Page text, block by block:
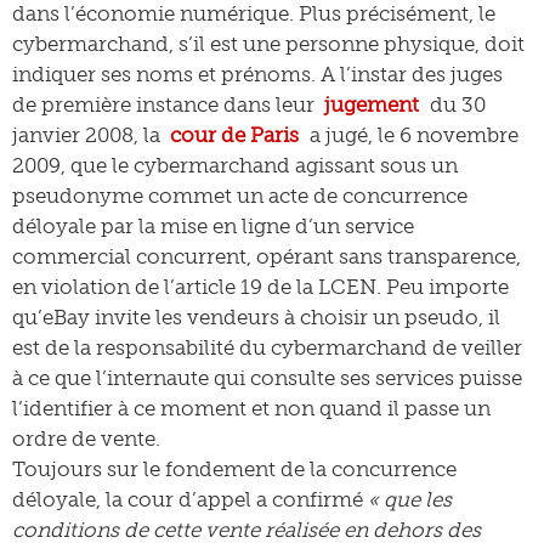
dans l’économie numérique. Plus précisément, le
cybermarchand, s’il est une personne physique, doit
indiquer ses noms et prénoms. A l’instar des juges
de première instance dans leur jugement du 30
janvier 2008, la cour de Paris a jugé, le 6 novembre
2009, que le cybermarchand agissant sous un
pseudonyme commet un acte de concurrence
déloyale par la mise en ligne d’un service
commercial concurrent, opérant sans transparence,
en violation de l’article 19 de la LCEN. Peu importe
qu’eBay invite les vendeurs à choisir un pseudo, il
est de la responsabilité du cybermarchand de veiller
à ce que l’internaute qui consulte ses services puisse
l’identifier à ce moment et non quand il passe un
ordre de vente.
Toujours sur le fondement de la concurrence
déloyale, la cour d’appel a confirmé « que les
conditions de cette vente réalisée en dehors des